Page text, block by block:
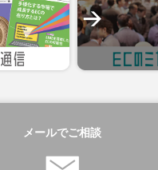
メールでご相談